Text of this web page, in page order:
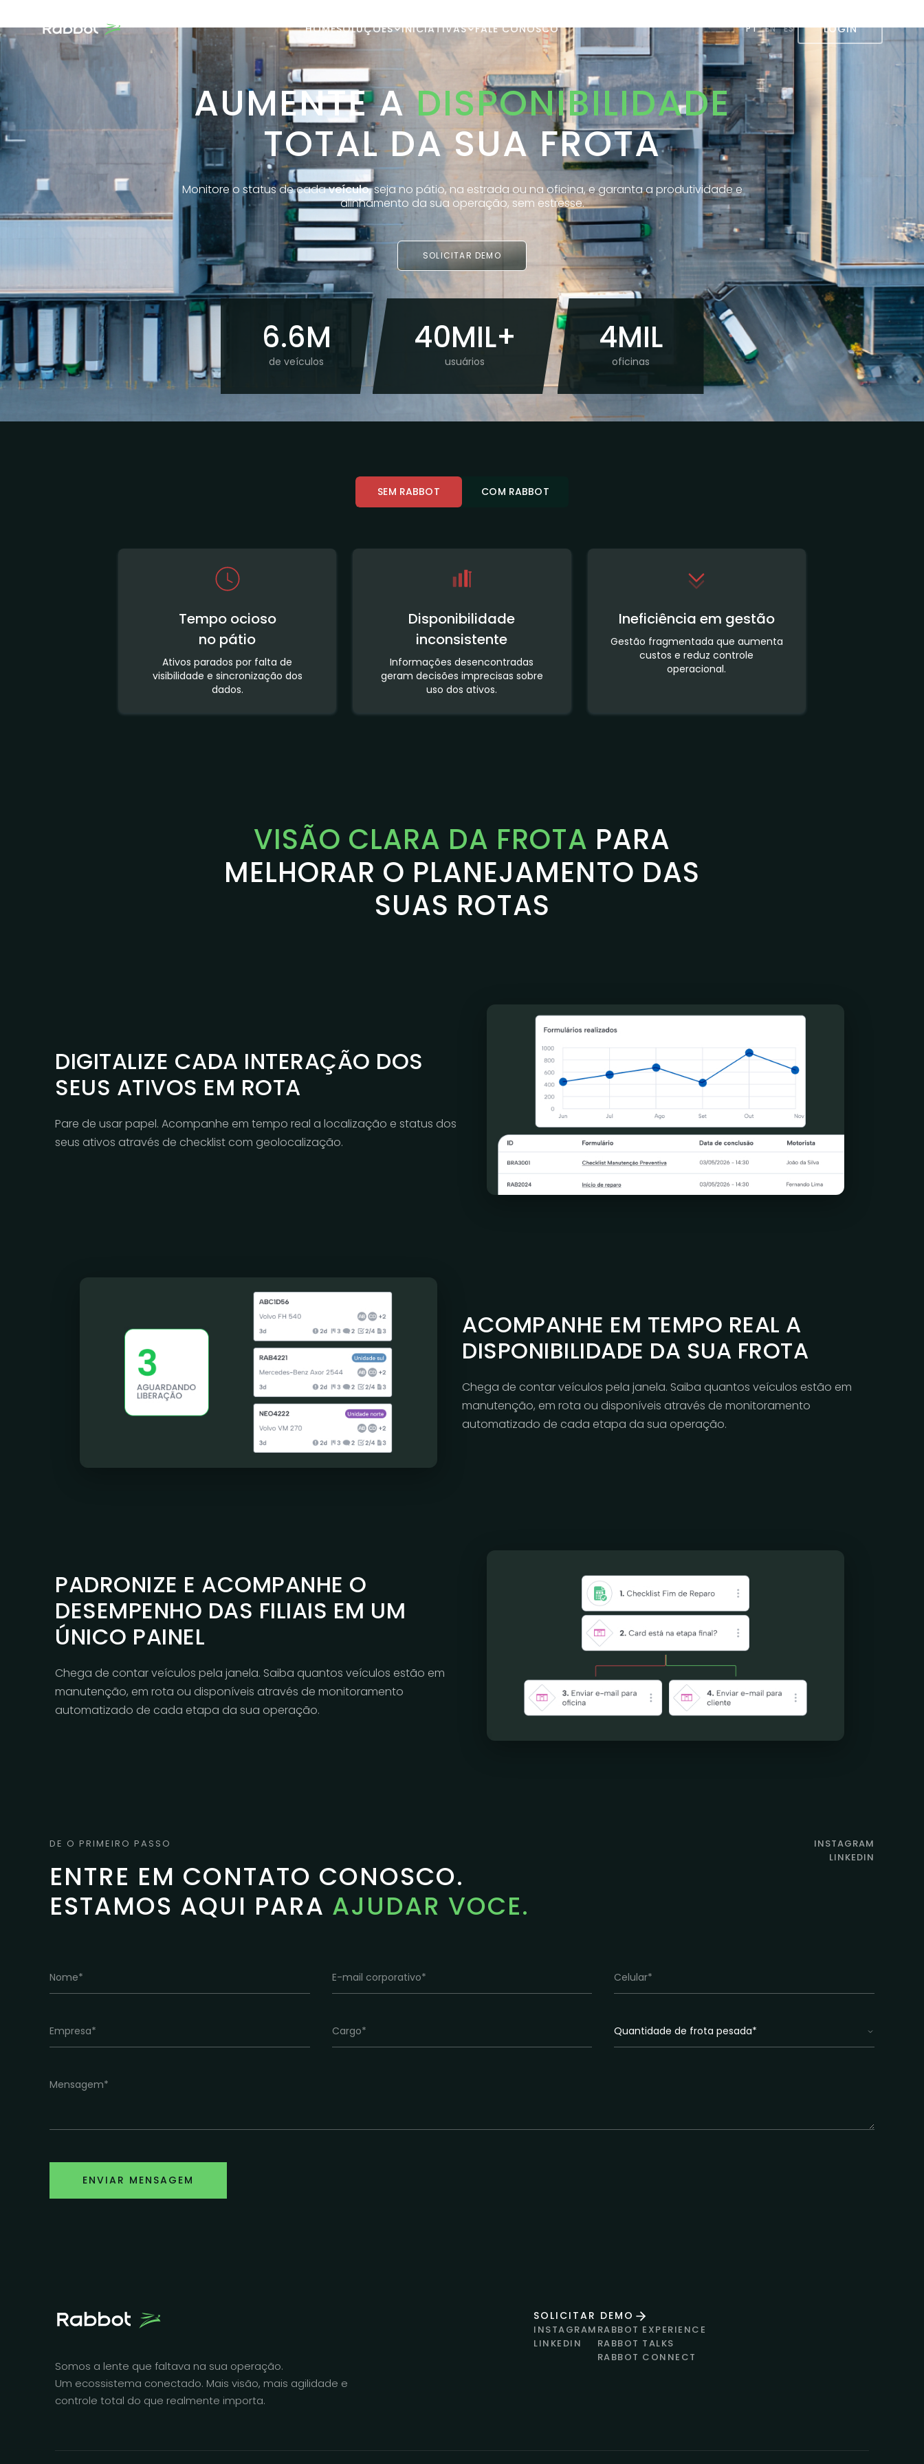
HOMESOLUÇÕES INICIATIVAS FALE CONOSCO PT EN ES LOGIN
AUMENTE ADISPONIBILIDADE
TOTAL DA SUA FROTA
Monitore o status de cadaveículo, seja no pátio, na estrada ou na oficina, e garanta a produtividade e
alinhamento da sua operação, sem estresse.
SOLICITAR DEMO
6.6M
de veículos
40MIL+
usuários
4MIL
oficinas
SEM RABBOT COM RABBOT
Tempo ocioso
no pátio
Ativos parados por falta de
visibilidade e sincronização dos
dados.
Disponibilidade
inconsistente
Informações desencontradas
geram decisões imprecisas sobre
uso dos ativos.
Ineficiência em gestão
Gestão fragmentada que aumenta
custos e reduz controle
operacional.
VISÃO CLARA DA FROTA PARA
MELHORAR O PLANEJAMENTO DAS
SUAS ROTAS
DIGITALIZE CADA INTERAÇÃO DOS
SEUS ATIVOS EM ROTA
Pare de usar papel. Acompanhe em tempo real a localização e status dos
seus ativos através de checklist com geolocalização.
ACOMPANHE EM TEMPO REAL A
DISPONIBILIDADE DA SUA FROTA
Chega de contar veículos pela janela. Saiba quantos veículos estão em
manutenção, em rota ou disponíveis através de monitoramento
automatizado de cada etapa da sua operação.
PADRONIZE E ACOMPANHE O
DESEMPENHO DAS FILIAIS EM UM
ÚNICO PAINEL
Chega de contar veículos pela janela. Saiba quantos veículos estão em
manutenção, em rota ou disponíveis através de monitoramento
automatizado de cada etapa da sua operação.
DE O PRIMEIRO PASSO
ENTRE EM CONTATO CONOSCO.
ESTAMOS AQUI PARA AJUDAR VOCE.
INSTAGRAM
LINKEDIN
ENVIAR MENSAGEM
Somos a lente que faltava na sua operação.
Um ecossistema conectado. Mais visão, mais agilidade e
controle total do que realmente importa.
SOLICITAR DEMO
INSTAGRAM
LINKEDIN
RABBOT EXPERIENCE
RABBOT TALKS
RABBOT CONNECT